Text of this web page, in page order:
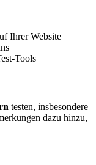
Ihrer Website
Tools
testen, insbesondere
dazu hinzu,